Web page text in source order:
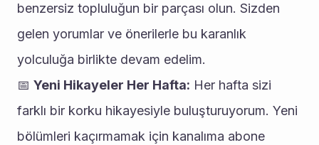
benzersiz topluluğun bir parçası olun. Sizden
gelen yorumlar ve önerilerle bu karanlık
yolculuğa birlikte devam edelim.
📅 Yeni Hikayeler Her Hafta: Her hafta sizi
farklı bir korku hikayesiyle buluşturuyorum. Yeni
bölümleri kaçırmamak için kanalıma abone